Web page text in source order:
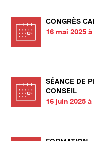
CONGRÈS
16 mai 2025
SÉANCE DE
CONSEIL
16 juin 2025 à